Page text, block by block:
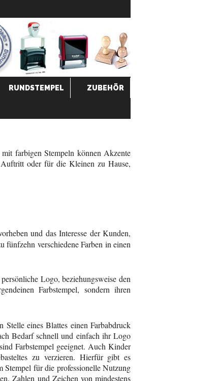
RUNDSTEMPEL ZUBEHÖR
farbigen Stempeln können Akzente
oder für die Kleinen zu Hause,
und das Interesse der Kunden,
fünfzehn verschiedene Farben in einen
Logo, beziehungsweise den
Farbstempel, sondern ihren
eines Blattes einen Farbabdruck
Bedarf schnell und einfach ihr Logo
Farbstempel geeignet. Auch Kinder
zu verzieren. Hierfür gibt es
Stempel für die professionelle Nutzung
Zahlen und Zeichen von mindestens